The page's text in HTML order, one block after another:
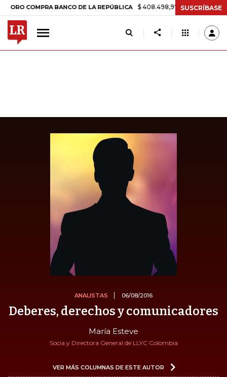
COMPRA BANCO DE LA REPÚBLICA $ 408.498,97 +$ 8.753,81 +2,19%
SUSCRÍBASE
ANALISTAS 06/08/2016
Deberes, derechos y comunicadores
María Esteve
Socia y Directora General de LLYC Colombia
VER MÁS COLUMNAS DE ESTE AUTOR